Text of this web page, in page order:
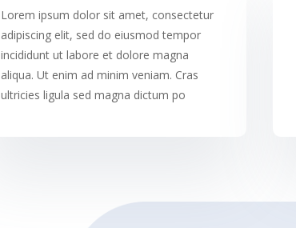
Lorem ipsum dolor sit amet, consectetur
adipiscing elit, sed do eiusmod tempor
incididunt ut labore et dolore magna
aliqua. Ut enim ad minim veniam. Cras
ultricies ligula sed magna dictum po